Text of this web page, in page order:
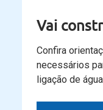
Vai
Confira
necessários
ligação de